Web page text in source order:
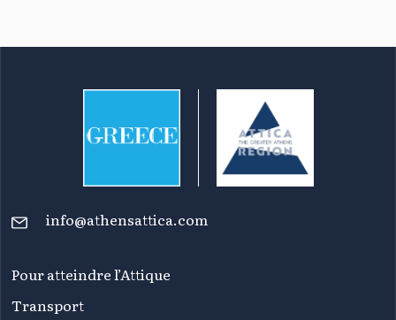
info@athensattica.com
Pour atteindre l’Attique
Transport